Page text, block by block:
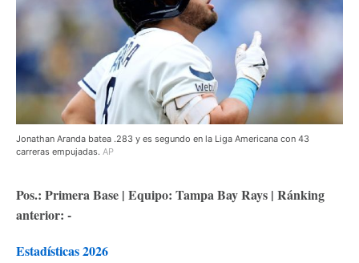
Jonathan Aranda batea .283 y es segundo en la Liga Americana con 43
carreras empujadas. AP
Pos.: Primera Base | Equipo: Tampa Bay Rays | Ránking
anterior: -
Estadísticas 2026